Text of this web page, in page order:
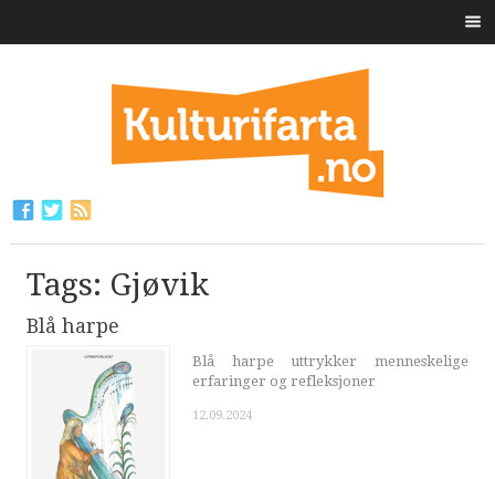
Tags: Gjøvik
Blå harpe
Blå harpe uttrykker menneskelige
erfaringer og refleksjoner
12.09.2024